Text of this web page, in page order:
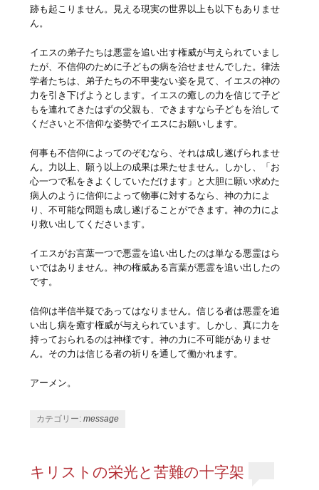
跡も起こりません。見える現実の世界以上も以下もありませ
ん。
イエスの弟子たちは悪霊を追い出す権威が与えられていまし
たが、不信仰のために子どもの病を治せませんでした。律法
学者たちは、弟子たちの不甲斐ない姿を見て、イエスの神の
力を引き下げようとします。イエスの癒しの力を信じて子ど
もを連れてきたはずの父親も、できますなら子どもを治して
くださいと不信仰な姿勢でイエスにお願いします。
何事も不信仰によってのぞむなら、それは成し遂げられませ
ん。力以上、願う以上の成果は果たせません。しかし、「お
心一つで私をきよくしていただけます」と大胆に願い求めた
病人のように信仰によって物事に対するなら、神の力によ
り、不可能な問題も成し遂げることができます。神の力によ
り救い出してくださいます。
イエスがお言葉一つで悪霊を追い出したのは単なる悪霊はら
いではありません。神の権威ある言葉が悪霊を追い出したの
です。
信仰は半信半疑であってはなりません。信じる者は悪霊を追
い出し病を癒す権威が与えられています。しかし、真に力を
持っておられるのは神様です。神の力に不可能がありませ
ん。その力は信じる者の祈りを通して働かれます。
アーメン。
カテゴリー:message
キリストの栄光と苦難の十字架